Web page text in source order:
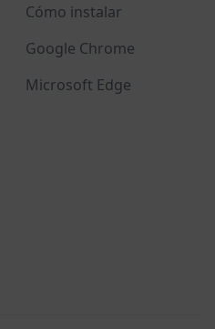
Cómo instalar
Google Chrome
Microsoft Edge